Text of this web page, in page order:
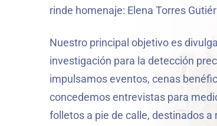
rinde homenaje: Elena Torres
Nuestro principal objetivo es
investigación para la detección
impulsamos eventos, cenas
concedemos entrevistas para
folletos a pie de calle, destinados a